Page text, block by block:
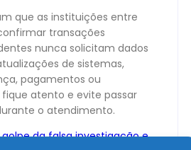
que as instituições entre
transações
nunca solicitam dados
de sistemas,
pagamentos ou
fique atento e evite passar
o atendimento.
da falsa investigação e